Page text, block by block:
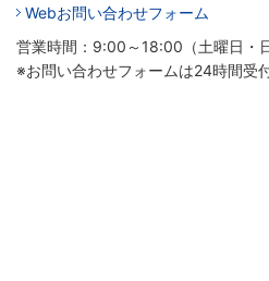
Webお問い合わせフォーム
営業時間：9:00～18:00（土曜日・
※お問い合わせフォームは24時間受